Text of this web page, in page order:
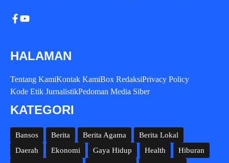
HALAMAN
Tentang KamiKontak KamiBox RedaksiPrivacy Policy
Kode Etik JurnalistikPedoman Media Siber
KATEGORI
Bansos Berita Berita Agama
Berita Lokal
Daerah
Ekonomi Gaya Hidup Health
Hiburan